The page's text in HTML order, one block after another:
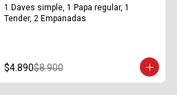
1 Daves simple, 1 Papa regular, 1
Tender, 2 Empanadas
$4.890$8.900